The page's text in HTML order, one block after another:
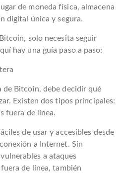
de moneda física, almacena
digital única y segura.
solo necesita seguir
hay una guía paso a paso:
Bitcoin, debe decidir qué
Existen dos tipos principales:
fuera de línea.
de usar y accesibles desde
a Internet. Sin
a ataques
de línea, también